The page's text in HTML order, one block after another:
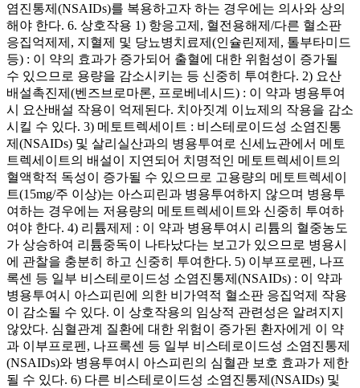
염진통제(NSAIDs)를 복용하고자 하는 경우에는 의사와 상의
해야 한다. 6. 상호작용 1) 항응고제, 혈전용해제/다른 혈소판
응집억제제, 지혈제 및 당뇨병치료제(인슐린제제, 톨부타미드
등) : 이 약의 효과가 증가되어 출혈에 대한 위험성이 증가될
수 있으므로 용량을 감소시키는 등 신중히 투여한다. 2) 요산
배설촉진제(벤즈브로마론, 프로베네시드) : 이 약과 병용투여
시 요산배설 작용이 억제된다. 치아짓계 이뇨제의 작용을 감소
시킬 수 있다. 3) 메토트렉세이트 : 비스테로이드성 소염진통
제(NSAIDs) 및 살리실산과의 병용투여로 신세뇨관에서 메토
트렉세이트의 배설이 지연되어 치명적인 메토트렉세이트의
혈액학적 독성이 증가될 수 있으므로 고용량의 메토트렉세이
트(15mg/주 이상)는 아스피린과 병용투여하지 않으며 병용투
여하는 경우에는 저용량의 메토트렉세이트와 신중히 투여하
여야 한다. 4) 리튬제제 : 이 약과 병용투여시 리튬의 혈중농도
가 상승하여 리튬중독이 나타났다는 보고가 있으므로 병용시
에 관찰을 충분히 하고 신중히 투여한다. 5) 이부프로펜, 나프
록센 등 일부 비스테로이드성 소염진통제(NSAIDs) : 이 약과
병용투여시 아스피린에 의한 비가역적 혈소판 응집억제 작용
이 감소될 수 있다. 이 상호작용의 임상적 관련성은 알려지지
않았다. 심혈관계 질환에 대한 위험이 증가된 환자에게 이 약
과 이부프로펜, 나프록센 등 일부 비스테로이드성 소염진통제
(NSAIDs)와 병용투여시 아스피린의 심혈관 보호 효과가 제한
될 수 있다. 6) 다른 비스테로이드성 소염진통제(NSAIDs) 및